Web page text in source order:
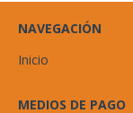
NAVEGACIÓN
Inicio
MEDIOS DE PAGO